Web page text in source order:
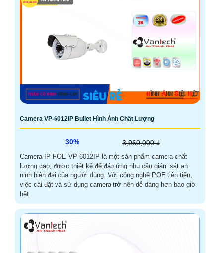
Camera VP-6012IP Bullet Hình Ảnh Chất Lượng
30% 3,960,000 ₫
Camera IP POE VP-6012IP là một sản phẩm camera chất
lượng cao, được thiết kế để đáp ứng nhu cầu giám sát an
ninh hiện đại của người dùng. Với công nghệ POE tiên tiến,
việc cài đặt và sử dụng camera trở nên dễ dàng hơn bao giờ
hết